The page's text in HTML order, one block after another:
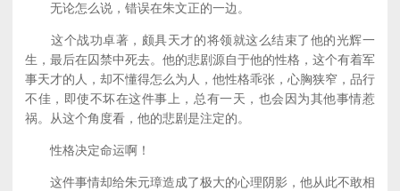
无论怎么说，错误在朱文正的一边。
这个战功卓著，颇具天才的将领就这么结束了他的光辉一
生，最后在囚禁中死去。他的悲剧源自于他的性格，这个有着军
事天才的人，却不懂得怎么为人，他性格乖张，心胸狭窄，品行
不佳，即使不坏在这件事上，总有一天，也会因为其他事情惹
祸。从这个角度看，他的悲剧是注定的。
性格决定命运啊！
这件事情却给朱元璋造成了极大的心理阴影，他从此不敢相